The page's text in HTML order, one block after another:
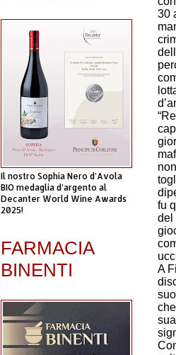
30
fu
del
A
Il nostro Sophia Nero d’Avola
BIO medaglia d’argento al
Decanter World Wine Awards
2025!
FARMACIA
BINENTI